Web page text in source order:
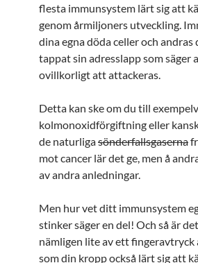
flesta immunsystem lärt sig att
genom årmiljoners utveckling.
dina egna döda celler och andras
tappat sin adresslapp som säger
ovillkorligt att attackeras.
Detta kan ske om du till
kolmonoxidförgiftning eller
de naturligasönderfallsgaserna
mot cancer lär det ge, men å
av andra anledningar.
Men hur vet ditt immunsystem
stinker säger en del! Och så är
nämligen lite av ett fingeravtryck
som din kropp också lärt sig att